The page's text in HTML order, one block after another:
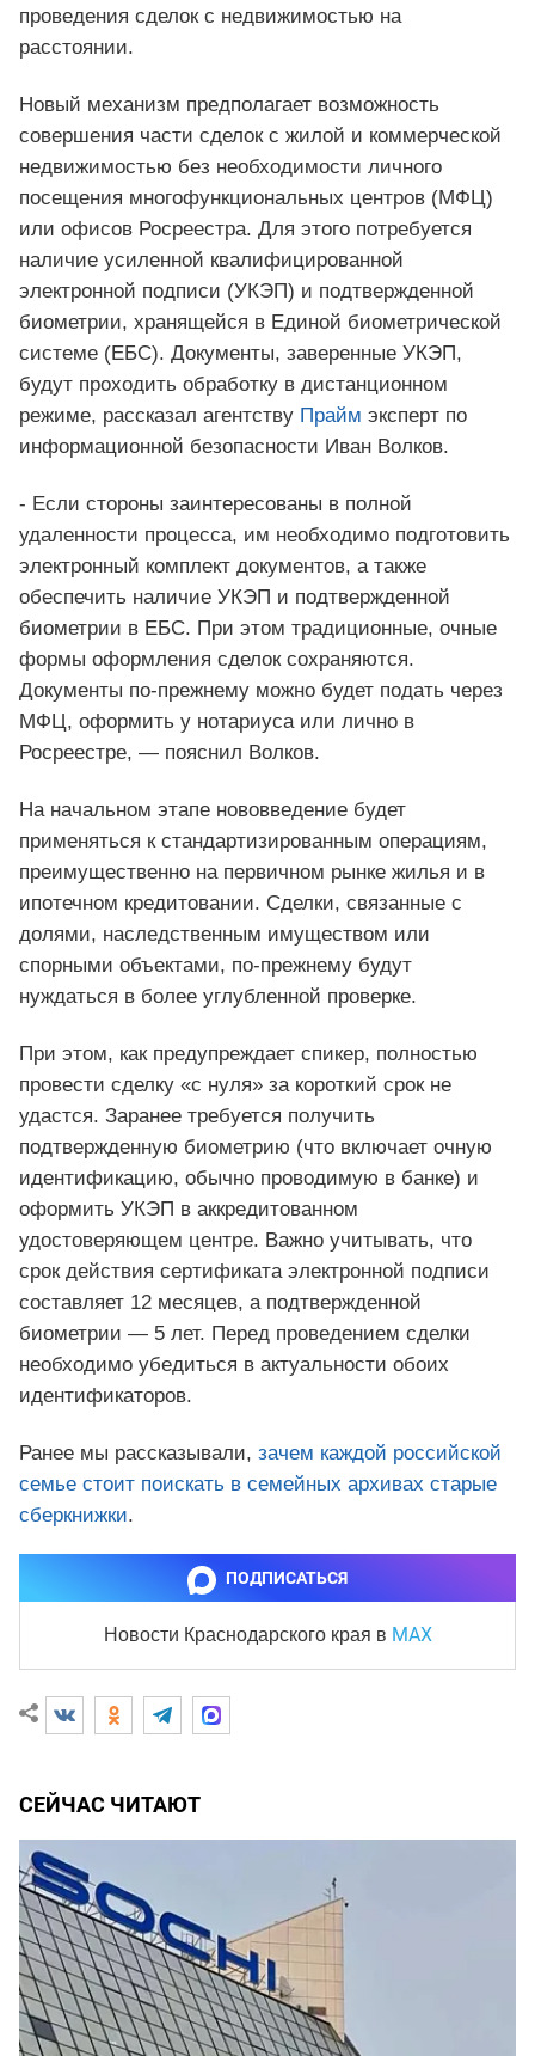
проведения сделок с недвижимостью на
расстоянии.
Новый механизм предполагает возможность
совершения части сделок с жилой и коммерческой
недвижимостью без необходимости личного
посещения многофункциональных центров (МФЦ)
или офисов Росреестра. Для этого потребуется
наличие усиленной квалифицированной
электронной подписи (УКЭП) и подтвержденной
биометрии, хранящейся в Единой биометрической
системе (ЕБС). Документы, заверенные УКЭП,
будут проходить обработку в дистанционном
режиме, рассказал агентству Прайм эксперт по
информационной безопасности Иван Волков.
- Если стороны заинтересованы в полной
удаленности процесса, им необходимо подготовить
электронный комплект документов, а также
обеспечить наличие УКЭП и подтвержденной
биометрии в ЕБС. При этом традиционные, очные
формы оформления сделок сохраняются.
Документы по-прежнему можно будет подать через
МФЦ, оформить у нотариуса или лично в
Росреестре, — пояснил Волков.
На начальном этапе нововведение будет
применяться к стандартизированным операциям,
преимущественно на первичном рынке жилья и в
ипотечном кредитовании. Сделки, связанные с
долями, наследственным имуществом или
спорными объектами, по-прежнему будут
нуждаться в более углубленной проверке.
При этом, как предупреждает спикер, полностью
провести сделку «с нуля» за короткий срок не
удастся. Заранее требуется получить
подтвержденную биометрию (что включает очную
идентификацию, обычно проводимую в банке) и
оформить УКЭП в аккредитованном
удостоверяющем центре. Важно учитывать, что
срок действия сертификата электронной подписи
составляет 12 месяцев, а подтвержденной
биометрии — 5 лет. Перед проведением сделки
необходимо убедиться в актуальности обоих
идентификаторов.
Ранее мы рассказывали, зачем каждой российской
семье стоит поискать в семейных архивах старые
сберкнижки.
ПОДПИСАТЬСЯ
Новости Краснодарского края в MAX
СЕЙЧАС ЧИТАЮТ